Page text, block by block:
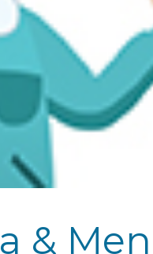
&